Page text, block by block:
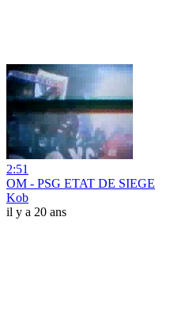
2:51
OM - PSG ETAT DE SIEGE
Kob
il y a 20 ans